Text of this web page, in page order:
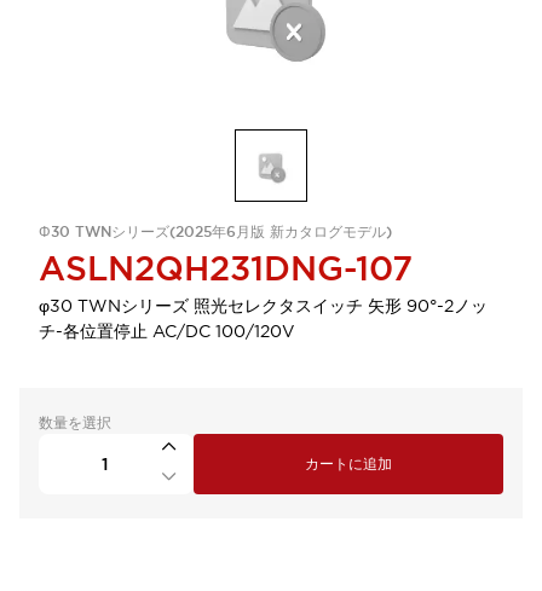
Φ30 TWNシリーズ(2025年6月版 新カタログモデル)
ASLN2QH231DNG-107
φ30 TWNシリーズ 照光セレクタスイッチ 矢形 90°-2ノッ
チ-各位置停止 AC/DC 100/120V
数量を選択
カートに追加